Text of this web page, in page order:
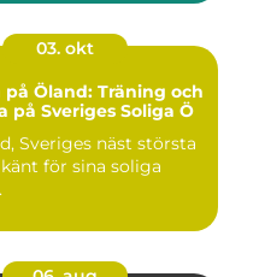
03. okt
på Öland: Träning och
på Sveriges Soliga Ö
Sveriges näst största
för sina soliga